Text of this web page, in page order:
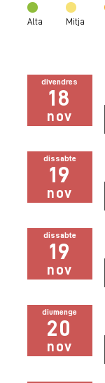
Alta Mitja
divendres
18
nov
dissabte
19
nov
dissabte
19
nov
diumenge
20
nov